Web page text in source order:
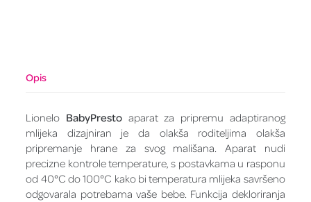
Opis
Lionelo BabyPresto aparat za pripremu adaptiranog
mlijeka dizajniran je da olakša roditeljima olakša
pripremanje hrane za svog mališana. Aparat nudi
precizne kontrole temperature, s postavkama u rasponu
od 40°C do 100°C kako bi temperatura mlijeka savršeno
odgovarala potrebama vaše bebe. Funkcija dekloriranja